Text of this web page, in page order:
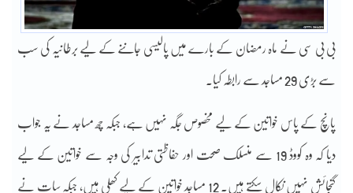
بی بی سی نے ماہ رمضان کے بارے میں پالیسی جاننے کے لیے برطانیہ کی سب
سے بڑی 29 مساجد سے رابطہ کیا۔
پانچ کے پاس خواتین کے لیے مخصوص جگہ نہیں ہے، جبکہ چھ مساجد نے یہ جواب
دیا کہ وہ کووڈ 19 سے منسلک صحت اور حفاظتی تدابیر کی وجہ سے خواتین کے لیے
گنجائش نہیں نکال سکتے ہیں۔ 12 مساجد خواتین کے لیے کھلی ہیں، جبکہ سات نے